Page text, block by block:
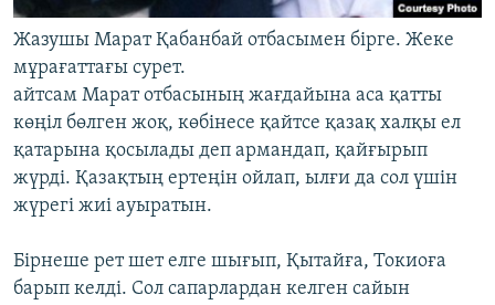
Жазушы Марат Қабанбай отбасымен бірге. Жеке
мұрағаттағы сурет.
айтсам Марат отбасының жағдайына аса қатты
көңіл бөлген жоқ, көбінесе қайтсе қазақ халқы ел
қатарына қосылады деп армандап, қайғырып
жүрді. Қазақтың ертеңін ойлап, ылғи да сол үшін
жүрегі жиі ауыратын.
Бірнеше рет шет елге шығып, Қытайға, Токиоға
барып келді. Сол сапарлардан келген сайын